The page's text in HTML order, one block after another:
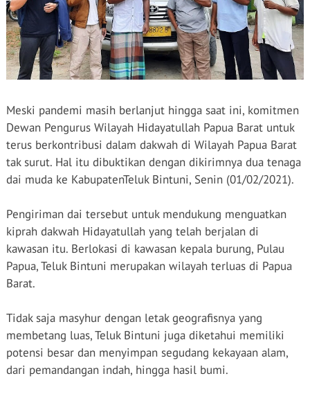
Meski pandemi masih berlanjut hingga saat ini, komitmen
Dewan Pengurus Wilayah Hidayatullah Papua Barat untuk
terus berkontribusi dalam dakwah di Wilayah Papua Barat
tak surut. Hal itu dibuktikan dengan dikirimnya dua tenaga
dai muda ke KabupatenTeluk Bintuni, Senin (01/02/2021).
Pengiriman dai tersebut untuk mendukung menguatkan
kiprah dakwah Hidayatullah yang telah berjalan di
kawasan itu. Berlokasi di kawasan kepala burung, Pulau
Papua, Teluk Bintuni merupakan wilayah terluas di Papua
Barat.
Tidak saja masyhur dengan letak geografisnya yang
membetang luas, Teluk Bintuni juga diketahui memiliki
potensi besar dan menyimpan segudang kekayaan alam,
dari pemandangan indah, hingga hasil bumi.